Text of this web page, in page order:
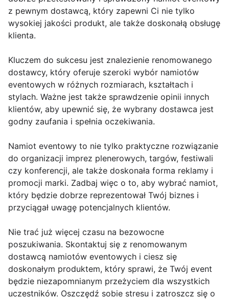
z pewnym dostawcą, który zapewni Ci nie tylko
wysokiej jakości produkt, ale także doskonałą obsługę
klienta.
Kluczem do sukcesu jest znalezienie renomowanego
dostawcy, który oferuje szeroki wybór namiotów
eventowych w różnych rozmiarach, kształtach i
stylach. Ważne jest także sprawdzenie opinii innych
klientów, aby upewnić się, że wybrany dostawca jest
godny zaufania i spełnia oczekiwania.
Namiot eventowy to nie tylko praktyczne rozwiązanie
do organizacji imprez plenerowych, targów, festiwali
czy konferencji, ale także doskonała forma reklamy i
promocji marki. Zadbaj więc o to, aby wybrać namiot,
który będzie dobrze reprezentował Twój biznes i
przyciągał uwagę potencjalnych klientów.
Nie trać już więcej czasu na bezowocne
poszukiwania. Skontaktuj się z renomowanym
dostawcą namiotów eventowych i ciesz się
doskonałym produktem, który sprawi, że Twój event
będzie niezapomnianym przeżyciem dla wszystkich
uczestników. Oszczędź sobie stresu i zatroszcz się o